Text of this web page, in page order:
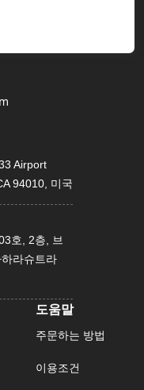
Airport
94010, 미국
호, 2층, 브
라슈트라
도움말
주문하는 방법
이용조건